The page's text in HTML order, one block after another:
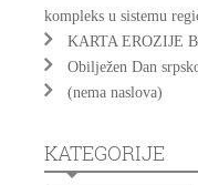
kompleks u sistemu
KARTA EROZIJE
Obilježen Dan
(nema naslova)
KATEGORIJE